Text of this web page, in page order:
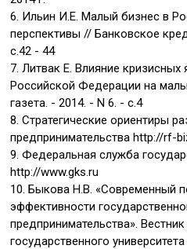
6. Ильин И.Е. Малый бизнес в
перспективы // Банковское
с.42 - 44
7. Литвак Е. Влияние кризисных
Российской Федерации на
газета. - 2014. - N 6. - с.4
8. Стратегические ориентиры
предпринимательства http://rf-
9. Федеральная служба
http://www.gks.ru
10. Быкова Н.В. «Современный
эффективности
предпринимательства».
государственного